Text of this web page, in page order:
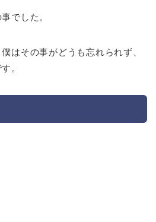
でした。
はその事がどうも忘れられず、
。